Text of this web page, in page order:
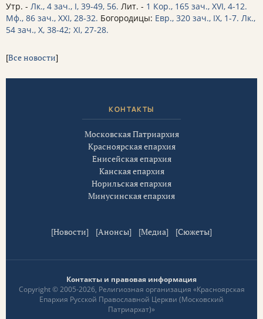
Утр. - Лк., 4 зач., I, 39-49, 56. Лит. - 1 Кор., 165 зач., XVI, 4-12.
Мф., 86 зач., XXI, 28-32. Богородицы: Евр., 320 зач., IX, 1-7. Лк.,
54 зач., X, 38-42; XI, 27-28.
[Все новости]
КОНТАКТЫ
Московская Патриархия
Красноярская епархия
Енисейская епархия
Канская епархия
Норильская епархия
Минусинская епархия
[Новости] [Анонсы] [Медиа] [Сюжеты]
Контакты и правовая информация
Copyright © 2005-2026, Религиозная организация «Красноярская
Епархия Русской Православной Церкви (Московский
Патриархат)»